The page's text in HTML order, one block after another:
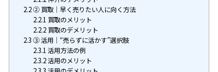
2.2② 買取｜早く売りたい人に向く方法
2.2.1 買取のメリット
2.2.2 買取のデメリット
2.3 ③ 活用｜“売らずに活かす”選択肢
2.3.1 活用方法の例
2.3.2活用のメリット